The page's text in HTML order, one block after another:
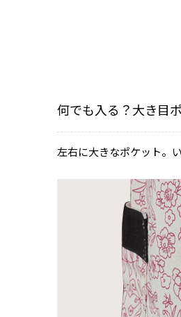
何でも入る？大き目ポ
左右に大きなポケット。